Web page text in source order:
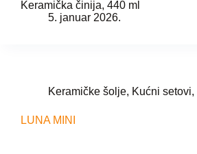
Keramička činija, 440 ml
5. januar 2026.
Keramičke šolje, Kućni setovi,
LUNA MINI